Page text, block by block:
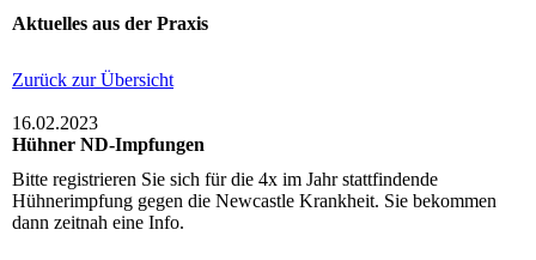
Aktuelles aus der Praxis
Zurück zur Übersicht
16.02.2023
Hühner ND-Impfungen
Bitte registrieren Sie sich für die 4x im Jahr stattfindende
Hühnerimpfung gegen die Newcastle Krankheit. Sie bekommen
dann zeitnah eine Info.